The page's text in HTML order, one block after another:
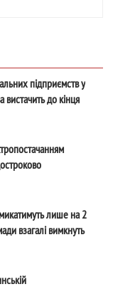
підприємств у
вистачить до кінця
лише на 2
взагалі вимкнуть